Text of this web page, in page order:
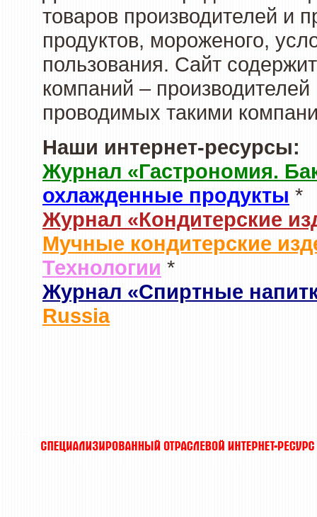
товаров производителей и
продуктов, мороженого,
пользования. Сайт
компаний –
проводимых такими
Наши интернет-ресурсы:
Журнал «Гастрономия.
охлажденные продукты *
Журнал «Кондитерские
Мучные кондитерские
Технологии *
Журнал «Спиртные
Russia